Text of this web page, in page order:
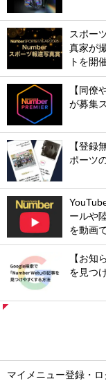
スポー
真家が
トを開
【同僚
が募集
【登録
ポーツ
ールや
を動画
【お知
を見つ
マイメニュー登録・ロ